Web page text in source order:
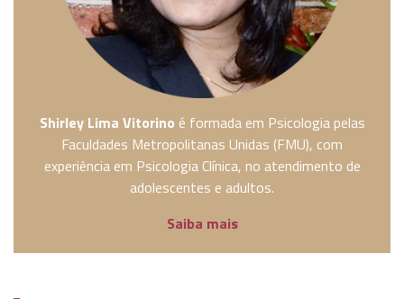
Shirley Lima Vitorino é formada em Psicologia pelas
Faculdades Metropolitanas Unidas (FMU), com
experiência em Psicologia Clínica, no atendimento de
adolescentes e adultos.
Saiba mais